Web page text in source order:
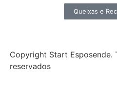
Queixas e
Copyright Start Esposende.
reservados